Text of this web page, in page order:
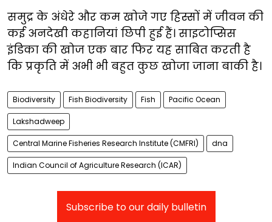
समुद्र के अंधेरे और कम खोजे गए हिस्सों में जीवन की
कई अनदेखी कहानियां छिपी हुई हैं। साइटोप्सिस
इंडिका की खोज एक बार फिर यह साबित करती है
कि प्रकृति में अभी भी बहुत कुछ खोजा जाना बाकी है।
Biodiversity Fish Biodiversity Fish Pacific Ocean
Lakshadweep
Central Marine Fisheries Research Institute (CMFRI) dna
Indian Council of Agriculture Research (ICAR)
Subscribe to our daily bulletin